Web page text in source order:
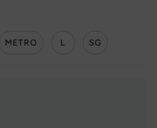
METRO L SG